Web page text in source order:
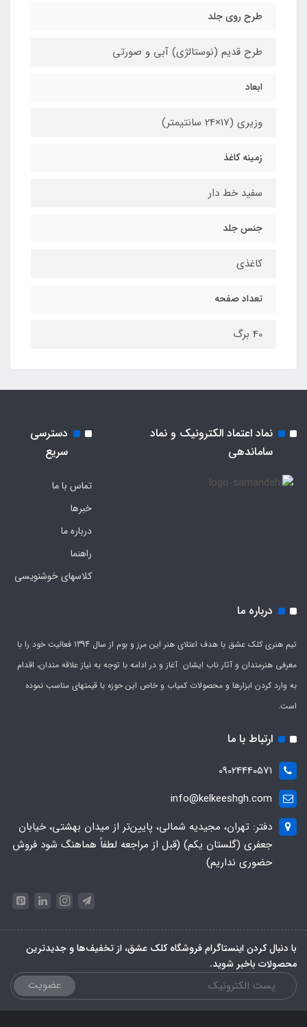
طرح روی جلد
طرح قدیم (نوستالژی) آبی و صورتی
ابعاد
وزیری (17×24 سانتیمتر)
زمینه کاغذ
سفید خط دار
جنس جلد
کاغذی
تعداد صفحه
40 برگ
نماد اعتماد الکترونیک و نماد
ساماندهی
دسترسی
سریع
تماس با ما
خبرها
درباره ما
راهنما
کلاسهای خوشنویسی
درباره ما
تیم هنری کلک عشق با هدف اعتلای هنر این مرز و بوم از سال 1394 فعالیت خود را با
معرفی هنرمندان و آثار ناب ایشان آغاز و در ادامه با توجه به نیاز علاقه مندان، اقدام
به وارد کردن ابزارها و محصولات کمیاب و خاص این حوزه با قیمتهای مناسب نموده
است.
ارتباط با ما
09024440571
info@kelkeeshgh.com
دفتر: تهران، مجیدیه شمالی، پایین‌تر از میدان بهشتی، خیابان
جعفری (گلستان یکم) (قبل از مراجعه لطفاً هماهنگ شود فروش
حضوری نداریم)
با دنبال کردن اینستاگرام فروشگاه کلک عشق، از تخفیف‌ها و جدیدترین‌
محصولات باخبر شوید.
عضویت